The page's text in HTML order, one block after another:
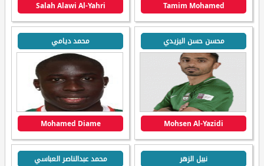
Tamim Mohamed
Salah Alawi Al-Yahri
محسن حسن اليزيدي
Mohsen Al-Yazidi
محمد ديامي
Mohamed Diame
نبيل الزهر محمد عبدالناصر العباسي